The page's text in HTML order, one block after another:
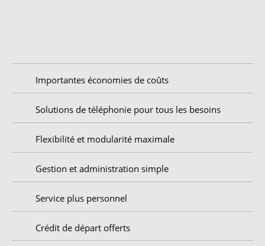
Importantes économies de coûts
Solutions de téléphonie pour tous les besoins
Flexibilité et modularité maximale
Gestion et administration simple
Service plus personnel
Crédit de départ offerts